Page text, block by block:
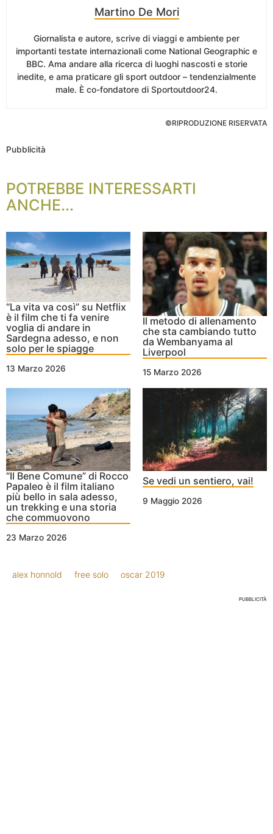
Martino De Mori
Giornalista e autore, scrive di viaggi e ambiente per
importanti testate internazionali come National Geographic e
BBC. Ama andare alla ricerca di luoghi nascosti e storie
inedite, e ama praticare gli sport outdoor – tendenzialmente
male. È co-fondatore di Sportoutdoor24.
©RIPRODUZIONE RISERVATA
Pubblicità
POTREBBE INTERESSARTI
ANCHE...
“La vita va così” su Netflix
è il film che ti fa venire
voglia di andare in
Sardegna adesso, e non
solo per le spiagge
13 Marzo 2026
Il metodo di allenamento
che sta cambiando tutto
da Wembanyama al
Liverpool
15 Marzo 2026
“Il Bene Comune” di Rocco
Papaleo è il film italiano
più bello in sala adesso,
un trekking e una storia
che commuovono
23 Marzo 2026
Se vedi un sentiero, vai!
9 Maggio 2026
alex honnold free solo oscar 2019
PUBBLICITÀ